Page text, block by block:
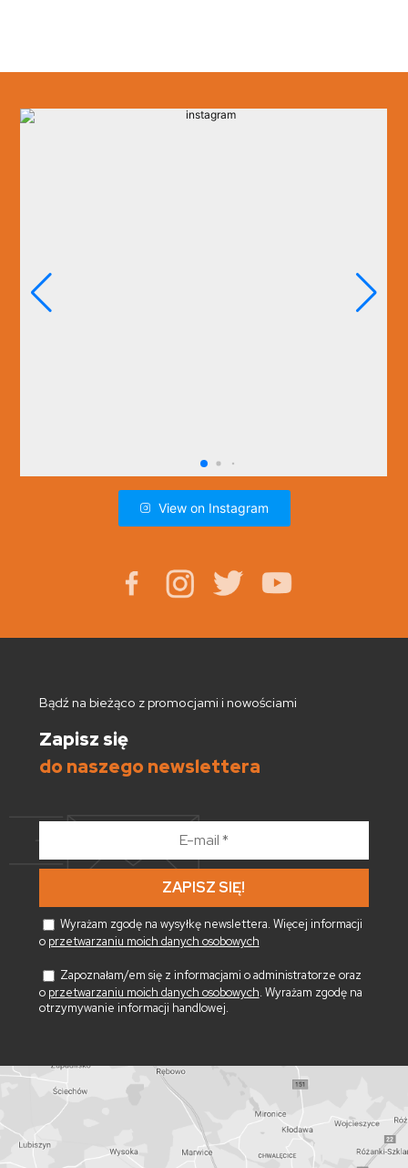
View on Instagram
Bądź na bieżąco z promocjami i nowościami
Zapisz się
do naszego newslettera
*
Wyrażam zgodę na wysyłkę newslettera. Więcej informacji
o przetwarzaniu moich danych osobowych
Zapoznałam/em się z informacjami o administratorze oraz
o przetwarzaniu moich danych osobowych. Wyrażam zgodę na
otrzymywanie informacji handlowej.